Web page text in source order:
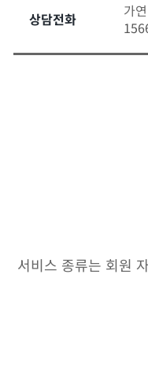
상담전화
가
서비스 종류는 회원